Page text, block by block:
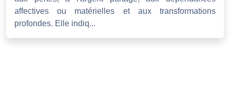
affectives ou matérielles et aux transformations
profondes. Elle indiq...